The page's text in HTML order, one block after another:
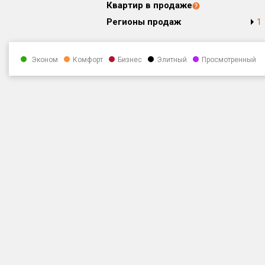
Квартир в продаже
Регионы продаж
1
Эконом Комфорт Бизнес Элитный Просмотренный